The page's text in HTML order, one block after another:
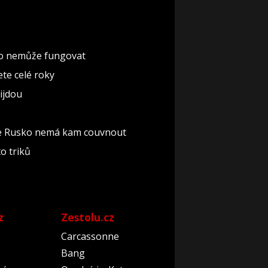
nemůže fungovat
celé roky
Rusko nemá kam couvnout
triků
Zestolu.cz
Carcassonne
Bang